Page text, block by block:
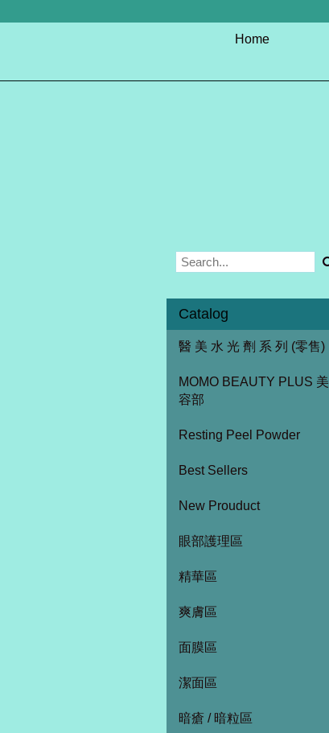
Home
Catalog
醫 美 水 光 劑 系 列 (零售)
MOMO BEAUTY PLUS 美
容部
Resting Peel Powder
Best Sellers
New Prouduct
眼部護理區
精華區
爽膚區
面膜區
潔面區
暗瘡 / 暗粒區